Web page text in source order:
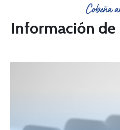
Cobeña
Información de